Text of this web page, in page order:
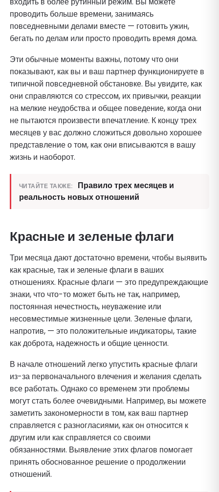
проводить больше времени, занимаясь
повседневными делами вместе — готовить ужин,
бегать по делам или просто проводить время дома.
Эти обычные моменты важны, потому что они
показывают, как вы и ваш партнер функционируете в
типичной повседневной обстановке. Вы увидите, как
они справляются со стрессом, их привычки, реакции
на мелкие неудобства и общее поведение, когда они
не пытаются произвести впечатление. К концу трех
месяцев у вас должно сложиться довольно хорошее
представление о том, как они вписываются в вашу
жизнь и наоборот.
ЧИТАЙТЕ ТАКЖЕ:
Правило трех месяцев и
реальность новых отношений
Красные и зеленые флаги
Три месяца дают достаточно времени, чтобы выявить
как красные, так и зеленые флаги в ваших
отношениях. Красные флаги — это предупреждающие
знаки, что что-то может быть не так, например,
постоянная нечестность, неуважение или
несовместимые жизненные цели. Зеленые флаги,
напротив, — это положительные индикаторы, такие
как доброта, надежность и общие ценности.
В начале отношений легко упустить красные флаги
из-за первоначального влечения и желания сделать
все работать. Однако со временем эти проблемы
могут стать более очевидными. Например, вы можете
заметить закономерности в том, как ваш партнер
справляется с разногласиями, как он относится к
другим или как справляется со своими
обязанностями. Выявление этих флагов помогает
принять обоснованное решение о продолжении
отношений.